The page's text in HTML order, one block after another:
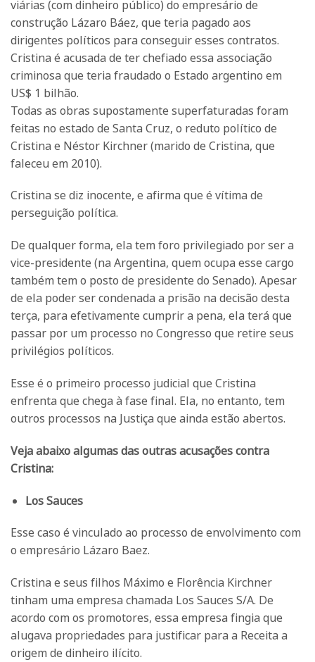
viárias (com dinheiro público) do empresário de
construção Lázaro Báez, que teria pagado aos
dirigentes políticos para conseguir esses contratos.
Cristina é acusada de ter chefiado essa associação
criminosa que teria fraudado o Estado argentino em
US$ 1 bilhão.
Todas as obras supostamente superfaturadas foram
feitas no estado de Santa Cruz, o reduto político de
Cristina e Néstor Kirchner (marido de Cristina, que
faleceu em 2010).
Cristina se diz inocente, e afirma que é vítima de
perseguição política.
De qualquer forma, ela tem foro privilegiado por ser a
vice-presidente (na Argentina, quem ocupa esse cargo
também tem o posto de presidente do Senado). Apesar
de ela poder ser condenada a prisão na decisão desta
terça, para efetivamente cumprir a pena, ela terá que
passar por um processo no Congresso que retire seus
privilégios políticos.
Esse é o primeiro processo judicial que Cristina
enfrenta que chega à fase final. Ela, no entanto, tem
outros processos na Justiça que ainda estão abertos.
Veja abaixo algumas das outras acusações contra
Cristina:
Los Sauces
Esse caso é vinculado ao processo de envolvimento com
o empresário Lázaro Baez.
Cristina e seus filhos Máximo e Florência Kirchner
tinham uma empresa chamada Los Sauces S/A. De
acordo com os promotores, essa empresa fingia que
alugava propriedades para justificar para a Receita a
origem de dinheiro ilícito.